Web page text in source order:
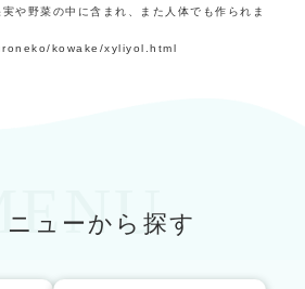
や野菜の中に含まれ、また人体でも作られま
kowake/xyliyol.html
ニューから探す